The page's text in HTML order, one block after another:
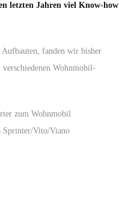
letzten Jahren viel Know-how
fanden wir bisher
Wohnmobil-
zum Wohnmobil
Sprinter/Vito/Viano